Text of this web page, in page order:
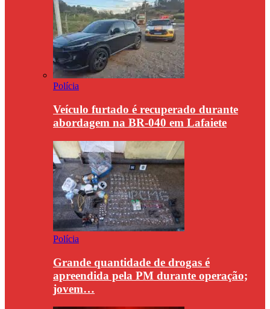
Polícia
Veículo furtado é recuperado durante
abordagem na BR-040 em Lafaiete
Polícia
Grande quantidade de drogas é
apreendida pela PM durante operação;
jovem…